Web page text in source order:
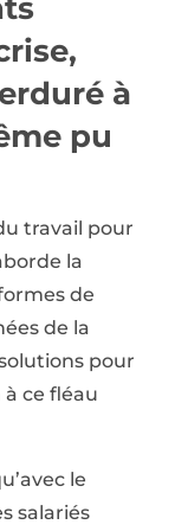
à
pu
travail pour
la
de
de la
pour
à ce fléau
le
salariés